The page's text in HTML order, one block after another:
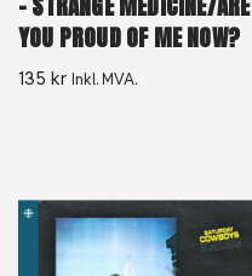
YOU PROUD OF ME NOW?
135 kr Inkl. MVA.